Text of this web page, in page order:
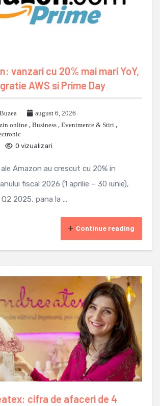
vanzari cu 20% mai mari YoY,
AWS si Prime Day
august 6, 2026
online , Business , Evenimente & Stiri ,
0 vizualizari
Amazon au crescut cu 20% in
fiscal 2026 (1 aprilie – 30 iunie),
2025, pana la ...
Continue reading
cifra de afaceri de 4